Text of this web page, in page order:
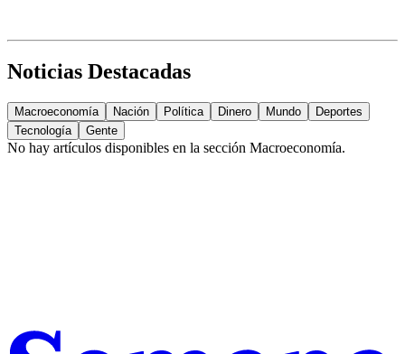
Noticias Destacadas
Macroeconomía Nación Política Dinero Mundo
Deportes
Tecnología
Gente
No hay artículos disponibles en la sección Macroeconomía.